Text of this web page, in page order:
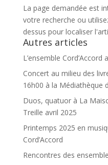
La page demandée est
votre recherche ou
dessus pour localiser
Autres articles
L’ensemble Cord’Accord
Concert au milieu des
16h00 à la Médiathèque
Duos, quatuor à La
Treille avril 2025
Printemps 2025 en
Cord’Accord
Rencontres des